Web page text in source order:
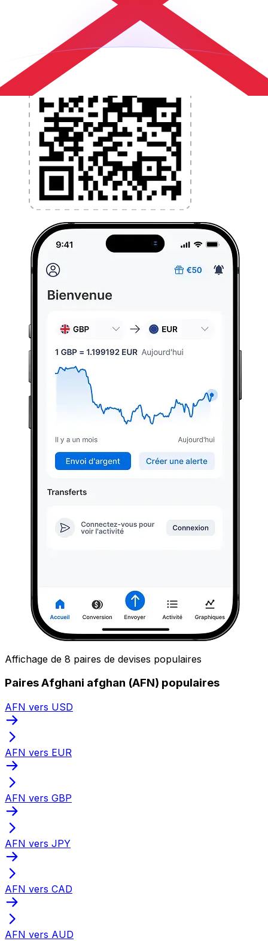
Affichage de 8 paires de devises populaires
Paires Afghani afghan (AFN) populaires
AFN vers USD
AFN vers EUR
AFN vers GBP
AFN vers JPY
AFN vers CAD
AFN vers AUD